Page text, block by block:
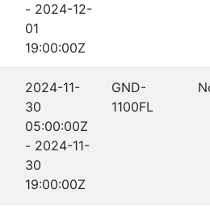
- 2024-12-
01
19:00:00Z
2024-11-
30
05:00:00Z
- 2024-11-
30
19:00:00Z
GND-
1100FL